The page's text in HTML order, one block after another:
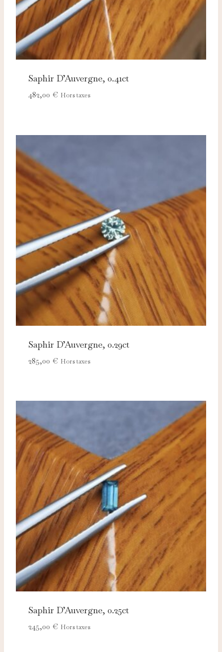
Saphir D’Auvergne, 0.41ct
482,00 € Hors taxes
Saphir D’Auvergne, 0.29ct
285,00 € Hors taxes
Saphir D’Auvergne, 0.25ct
245,00 € Hors taxes
du site et ne peuvent pas être désactivés.
Analytics
Ces cookies nous permettent de mesurer l'audience et
d'améliorer nos contenus (Google Analytics, Matomo…).
Marketing
Ces cookies servent à vous proposer des publicités
adaptées à vos centres d'intérêt.